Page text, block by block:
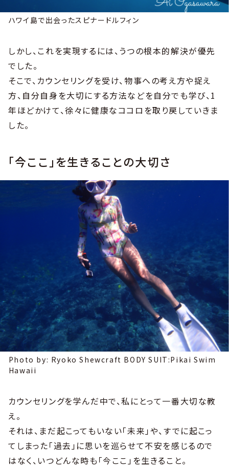
ハワイ島で出会ったスピナードルフィン
しかし、これを実現するには、うつの根本的解決が優先
でした。
そこで、カウンセリングを受け、物事への考え方や捉え
方、自分自身を大切にする方法などを自分でも学び、1
年ほどかけて、徐々に健康なココロを取り戻していきま
した。
「今ここ」を生きることの大切さ
Photo by: Ryoko Shewcraft BODY SUIT:Pikai Swim
Hawaii
カウンセリングを学んだ中で、私にとって一番大切な教
え。
それは、まだ起こってもいない「未来」や、すでに起こっ
てしまった「過去」に思いを巡らせて不安を感じるので
はなく、いつどんな時も「今ここ」を生きること。